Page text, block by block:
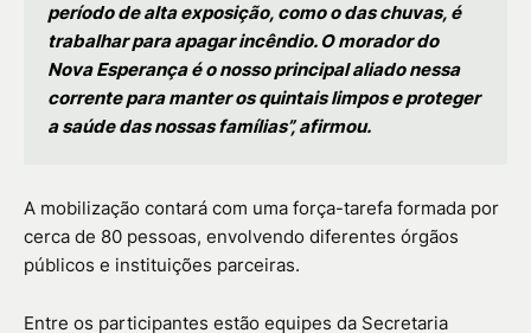
período de alta exposição, como o das chuvas, é
trabalhar para apagar incêndio. O morador do
Nova Esperança é o nosso principal aliado nessa
corrente para manter os quintais limpos e proteger
a saúde das nossas famílias”, afirmou.
A mobilização contará com uma força-tarefa formada por
cerca de 80 pessoas, envolvendo diferentes órgãos
públicos e instituições parceiras.
Entre os participantes estão equipes da Secretaria